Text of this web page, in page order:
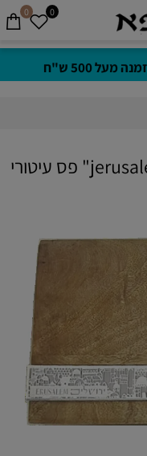
500 ש"ח
0 0
מגש עץ מנגו גדול- דגם "jerusalem" פס עיטורי